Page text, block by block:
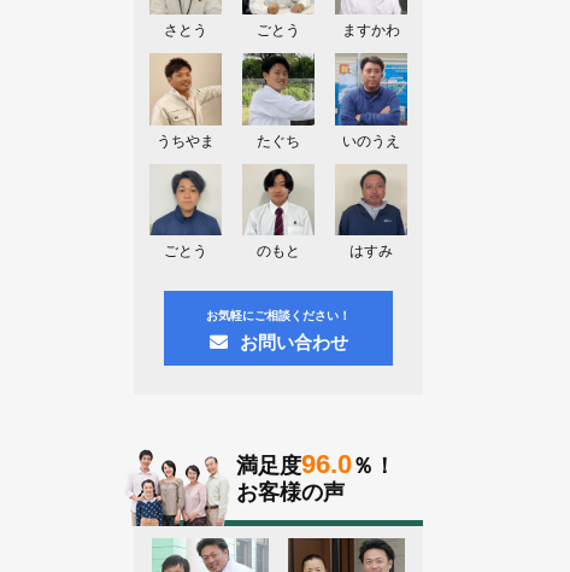
東京都葛飾区N様よりお問い合わせ頂
2026.08.03
神奈川県川崎市A様よりお問い合わせ
頂きました。ありがとう御座います！
群馬県高崎市E様よりお問い合わせ頂
きました。ありがとう御座います！
2026.08.02
東京都練馬区K様よりお問い合わせ頂
さとう ごとう ますかわ
うちやま たぐち いのうえ
ごとう のもと はすみ
お気軽にご相談ください！
お問い合わせ
満足度96.0％！
お客様の声